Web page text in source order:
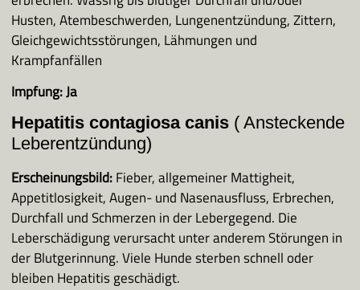
Kastration der Hündin
Katzen
Krankheiten
Ansprechpartner
Kontakt, Downloads
Unsere Sponsoren/Partner
Husten, Atembeschwerden, Lungenentzündung, Zittern,
Gleichgewichtsstörungen, Lähmungen und
Krampfanfällen
Impfung:Ja
Hepatitis contagiosa canis ( Ansteckende
Leberentzündung)
Erscheinungsbild:Fieber, allgemeiner Mattigheit,
Appetitlosigkeit, Augen- und Nasenausfluss, Erbrechen,
Durchfall und Schmerzen in der Lebergegend. Die
Leberschädigung verursacht unter anderem Störungen in
der Blutgerinnung. Viele Hunde sterben schnell oder
bleiben Hepatitis geschädigt.